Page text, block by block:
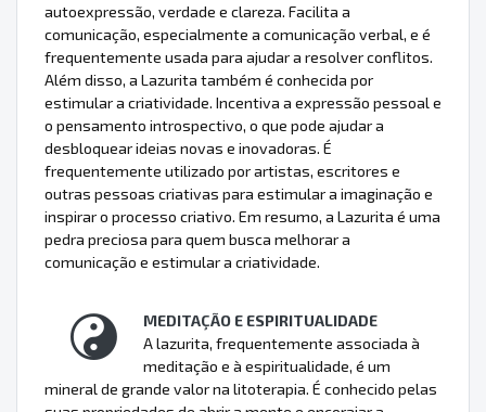
autoexpressão, verdade e clareza. Facilita a
comunicação, especialmente a comunicação verbal, e é
frequentemente usada para ajudar a resolver conflitos.
Além disso, a Lazurita também é conhecida por
estimular a criatividade. Incentiva a expressão pessoal e
o pensamento introspectivo, o que pode ajudar a
desbloquear ideias novas e inovadoras. É
frequentemente utilizado por artistas, escritores e
outras pessoas criativas para estimular a imaginação e
inspirar o processo criativo. Em resumo, a Lazurita é uma
pedra preciosa para quem busca melhorar a
comunicação e estimular a criatividade.
MEDITAÇÃO E ESPIRITUALIDADE
A lazurita, frequentemente associada à
meditação e à espiritualidade, é um
mineral de grande valor na litoterapia. É conhecido pelas